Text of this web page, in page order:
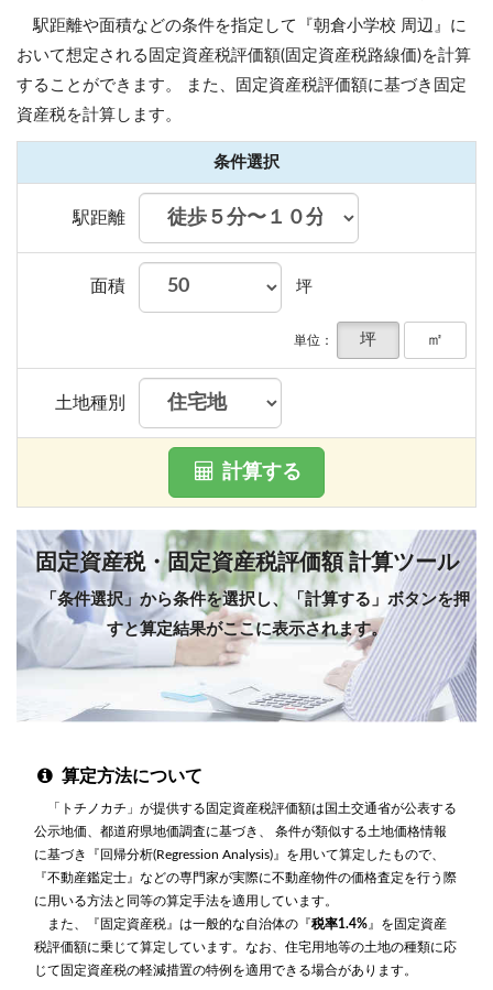
駅距離や面積などの条件を指定して『朝倉小学校 周辺』に
おいて想定される固定資産税評価額(固定資産税路線価)を計算
することができます。
また、固定資産税評価額に基づき固定
資産税を計算します。
条件選択
駅距離
面積 坪
単位： 坪 ㎡
土地種別
計算する
固定資産税・固定資産税評価額 計算ツール
「条件選択」から条件を選択し、「計算する」ボタンを押
すと算定結果がここに表示されます。
算定方法について
「トチノカチ」が提供する固定資産税評価額は国土交通省が公表する
公示地価、都道府県地価調査に基づき、 条件が類似する土地価格情報
に基づき『回帰分析(Regression Analysis)』を用いて算定したもので、
『不動産鑑定士』などの専門家が実際に不動産物件の価格査定を行う際
に用いる方法と同等の算定手法を適用しています。
また、『固定資産税』は一般的な自治体の『 税率1.4% 』を固定資産
税評価額に乗じて算定しています。なお、住宅用地等の土地の種類に応
じて固定資産税の軽減措置の特例を適用できる場合があります。